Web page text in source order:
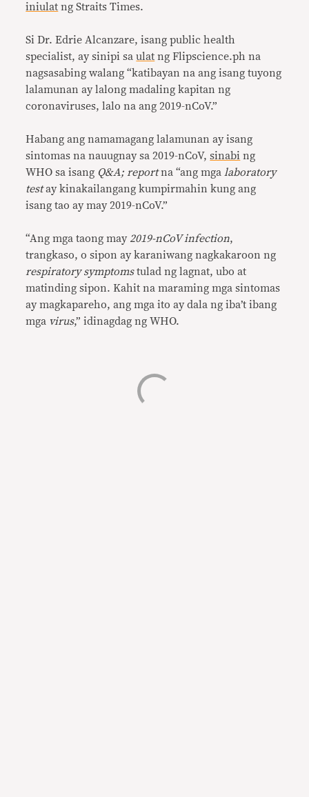
iniulat ng Straits Times.
Si Dr. Edrie Alcanzare, isang public health
specialist, ay sinipi saulat ng Flipscience.ph na
nagsasabing walang “katibayan na ang isang tuyong
lalamunan ay lalong madaling kapitan ng
coronaviruses, lalo na ang 2019-nCoV.”
Habang ang namamagang lalamunan ay isang
sintomas na nauugnay sa 2019-nCoV,sinabi ng
WHO sa isang Q&A; reportna “ang mga laboratory
testay kinakailangang kumpirmahin kung ang
isang tao ay may 2019-nCoV.”
“Ang mga taong may 2019-nCoV infection,
trangkaso, o sipon ay karaniwang nagkakaroon ng
respiratory symptomstulad ng lagnat, ubo at
matinding sipon. Kahit na maraming mga sintomas
ay magkapareho, ang mga ito ay dala ng iba’t ibang
mga virus,” idinagdag ng WHO.